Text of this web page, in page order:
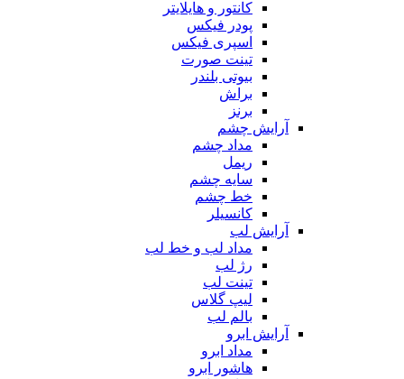
کانتور و هایلایتر
پودر فیکس
اسپری فیکس
تینت صورت
بیوتی بلندر
براش
برنز
آرایش چشم
مداد چشم
ریمل
سایه چشم
خط چشم
کانسیلر
آرایش لب
مداد لب و خط لب
رژ لب
تینت لب
لیپ گلاس
بالم لب
آرایش ابرو
مداد ابرو
هاشور ابرو